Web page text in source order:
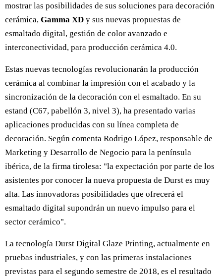
mostrar las posibilidades de sus soluciones para decoración
cerámica, Gamma XD y sus nuevas propuestas de
esmaltado digital, gestión de color avanzado e
interconectividad, para producción cerámica 4.0.
Estas nuevas tecnologías revolucionarán la producción
cerámica al combinar la impresión con el acabado y la
sincronización de la decoración con el esmaltado. En su
estand (C67, pabellón 3, nivel 3), ha presentado varias
aplicaciones producidas con su línea completa de
decoración. Según comenta Rodrigo López, responsable de
Marketing y Desarrollo de Negocio para la península
ibérica, de la firma tirolesa: "la expectación por parte de los
asistentes por conocer la nueva propuesta de Durst es muy
alta. Las innovadoras posibilidades que ofrecerá el
esmaltado digital supondrán un nuevo impulso para el
sector cerámico".
La tecnología Durst Digital Glaze Printing, actualmente en
pruebas industriales, y con las primeras instalaciones
previstas para el segundo semestre de 2018, es el resultado